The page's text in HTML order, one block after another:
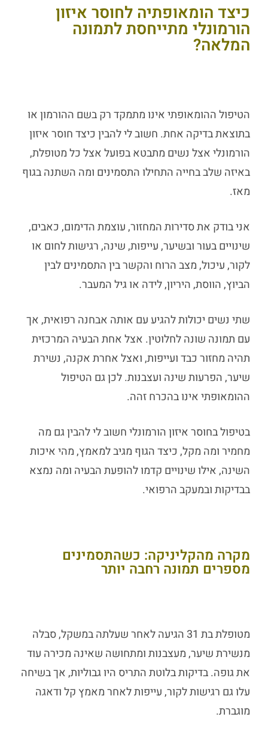
כיצד הומאופתיה לחוסר איזון
הורמונלי מתייחסת לתמונה
המלאה?
הטיפול ההומאופתי אינו מתמקד רק בשם ההורמון או
בתוצאת בדיקה אחת. חשוב לי להבין כיצד חוסר איזון
הורמונלי אצל נשים מתבטא בפועל אצל כל מטופלת,
באיזה שלב בחייה התחילו התסמינים ומה השתנה בגוף
מאז.
אני בודק את סדירות המחזור, עוצמת הדימום, כאבים,
שינויים בעור ובשיער, עייפות, שינה, רגישות לחום או
לקור, עיכול, מצב הרוח והקשר בין התסמינים לבין
הביוץ, הווסת, היריון, לידה או גיל המעבר.
שתי נשים יכולות להגיע עם אותה אבחנה רפואית, אך
עם תמונה שונה לחלוטין. אצל אחת הבעיה המרכזית
תהיה מחזור כבד ועייפות, ואצל אחרת אקנה, נשירת
שיער, הפרעות שינה ועצבנות. לכן גם הטיפול
ההומאופתי אינו בהכרח זהה.
בטיפול בחוסר איזון הורמונלי חשוב לי להבין גם מה
מחמיר ומה מקל, כיצד הגוף מגיב למאמץ, מהי איכות
השינה, אילו שינויים קדמו להופעת הבעיה ומה נמצא
בבדיקות ובמעקב הרפואי.
מקרה מהקליניקה: כשהתסמינים
מספרים תמונה רחבה יותר
מטופלת בת 31 הגיעה לאחר שעלתה במשקל, סבלה
מנשירת שיער, מעצבנות ומתחושה שאינה מכירה עוד
את גופה. בדיקות בלוטת התריס היו גבוליות, אך בשיחה
עלו גם רגישות לקור, עייפות לאחר מאמץ קל ודאגה
מוגברת.